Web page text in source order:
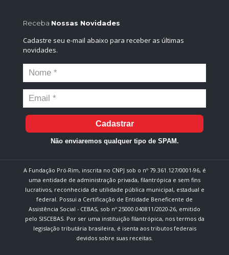
Receba Nossas Novidades
Cadastre seu e-mail abaixo para receber as últimas
novidades.
Cadastrar
Não enviaremos qualquer tipo de SPAM.
A Fundação Pró-Rim, inscrita no CNPJ sob o nº 79.361.127/0001-96, é
uma entidade de administração privada, filantrópica e sem fins
lucrativos, reconhecida de utilidade pública municipal, estadual e
federal. Possui a Certificação de Entidade Beneficente de
Assistência Social - CEBAS, sob nº 25000.040811/2020-26, emitido
pelo SISCEBAS. Por ser uma instituição filantrópica, nos termos da
legislação tributária brasileira, é isenta aos tributos federais
devidos sobre suas receitas.